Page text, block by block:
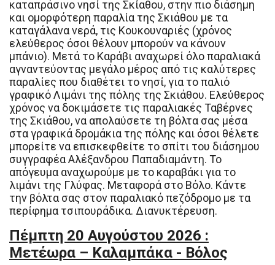
καταπράσινο νησί της Σκίαθου, στην πιο διάσημη
και ομορφότερη παραλία της Σκιάθου με τα
καταγάλανα νερά, τις Κουκουναριές (χρόνος
ελεύθερος όσοι θέλουν μπορούν να κάνουν
μπάνιο). Μετά το Καράβι αναχωρεί όλο παραλιακά
αγναντεύοντας μεγάλο μέρος από τις καλύτερες
παραλίες που διαθέτει το νησί, για το παλιό
γραφικό Λιμάνι της πόλης της Σκιάθου. Ελεύθερος
χρόνος να δοκιμάσετε τις παραλιακές Ταβέρνες
της Σκιάθου, να απολαύσετε τη βόλτα σας μέσα
στα γραφικά δρομάκια της πόλης και όσοι θέλετε
μπορείτε να επισκεφθείτε το σπίτι του διάσημου
συγγραφέα Αλέξανδρου Παπαδιαμάντη. Το
απόγευμα αναχωρούμε με το καραβάκι για το
λιμάνι της Γλύφας. Μεταφορά στο Βόλο. Κάντε
την βόλτα σας στον παραλιακό πεζόδρομο με τα
περίφημα τσιπουράδικα. Διανυκτέρευση.
Πέμπτη 20 Αυγούστου 2026 :
Μετέωρα – Καλαμπάκα - Βόλος